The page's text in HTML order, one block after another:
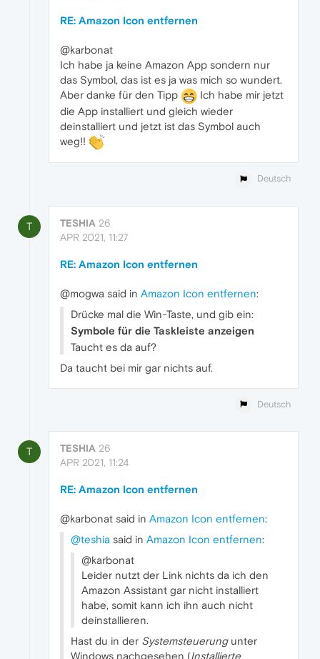
RE: Amazon Icon entfernen
@karbonat
Ich habe ja keine Amazon App sondern nur
das Symbol, das ist es ja was mich so wundert.
Aber danke für den Tipp
Ich habe mir jetzt
die App installiert und gleich wieder
deinstalliert und jetzt ist das Symbol auch
weg!!
Deutsch
T TESHIA 26
APR 2021, 11:27
RE: Amazon Icon entfernen
@mogwa said in Amazon Icon entfernen:
Drücke mal die Win-Taste, und gib ein:
Symbole für die Taskleiste anzeigen
Taucht es da auf?
Da taucht bei mir gar nichts auf.
Deutsch
T TESHIA 26
APR 2021, 11:24
RE: Amazon Icon entfernen
@karbonat said in Amazon Icon entfernen:
@teshia said in Amazon Icon entfernen:
@karbonat
Leider nutzt der Link nichts da ich den
Amazon Assistant gar nicht installiert
habe, somit kann ich ihn auch nicht
deinstallieren.
Hast du in der Systemsteuerungunter
Windows nachgesehen (Installierte